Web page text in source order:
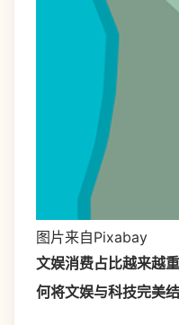
图片来自Pixabay
文娱消费占比越来越
何将文娱与科技完美